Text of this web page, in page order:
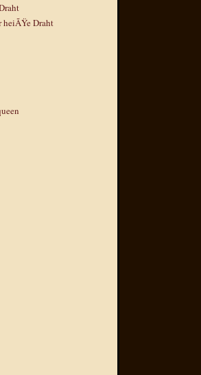
heiÃŸe Draht